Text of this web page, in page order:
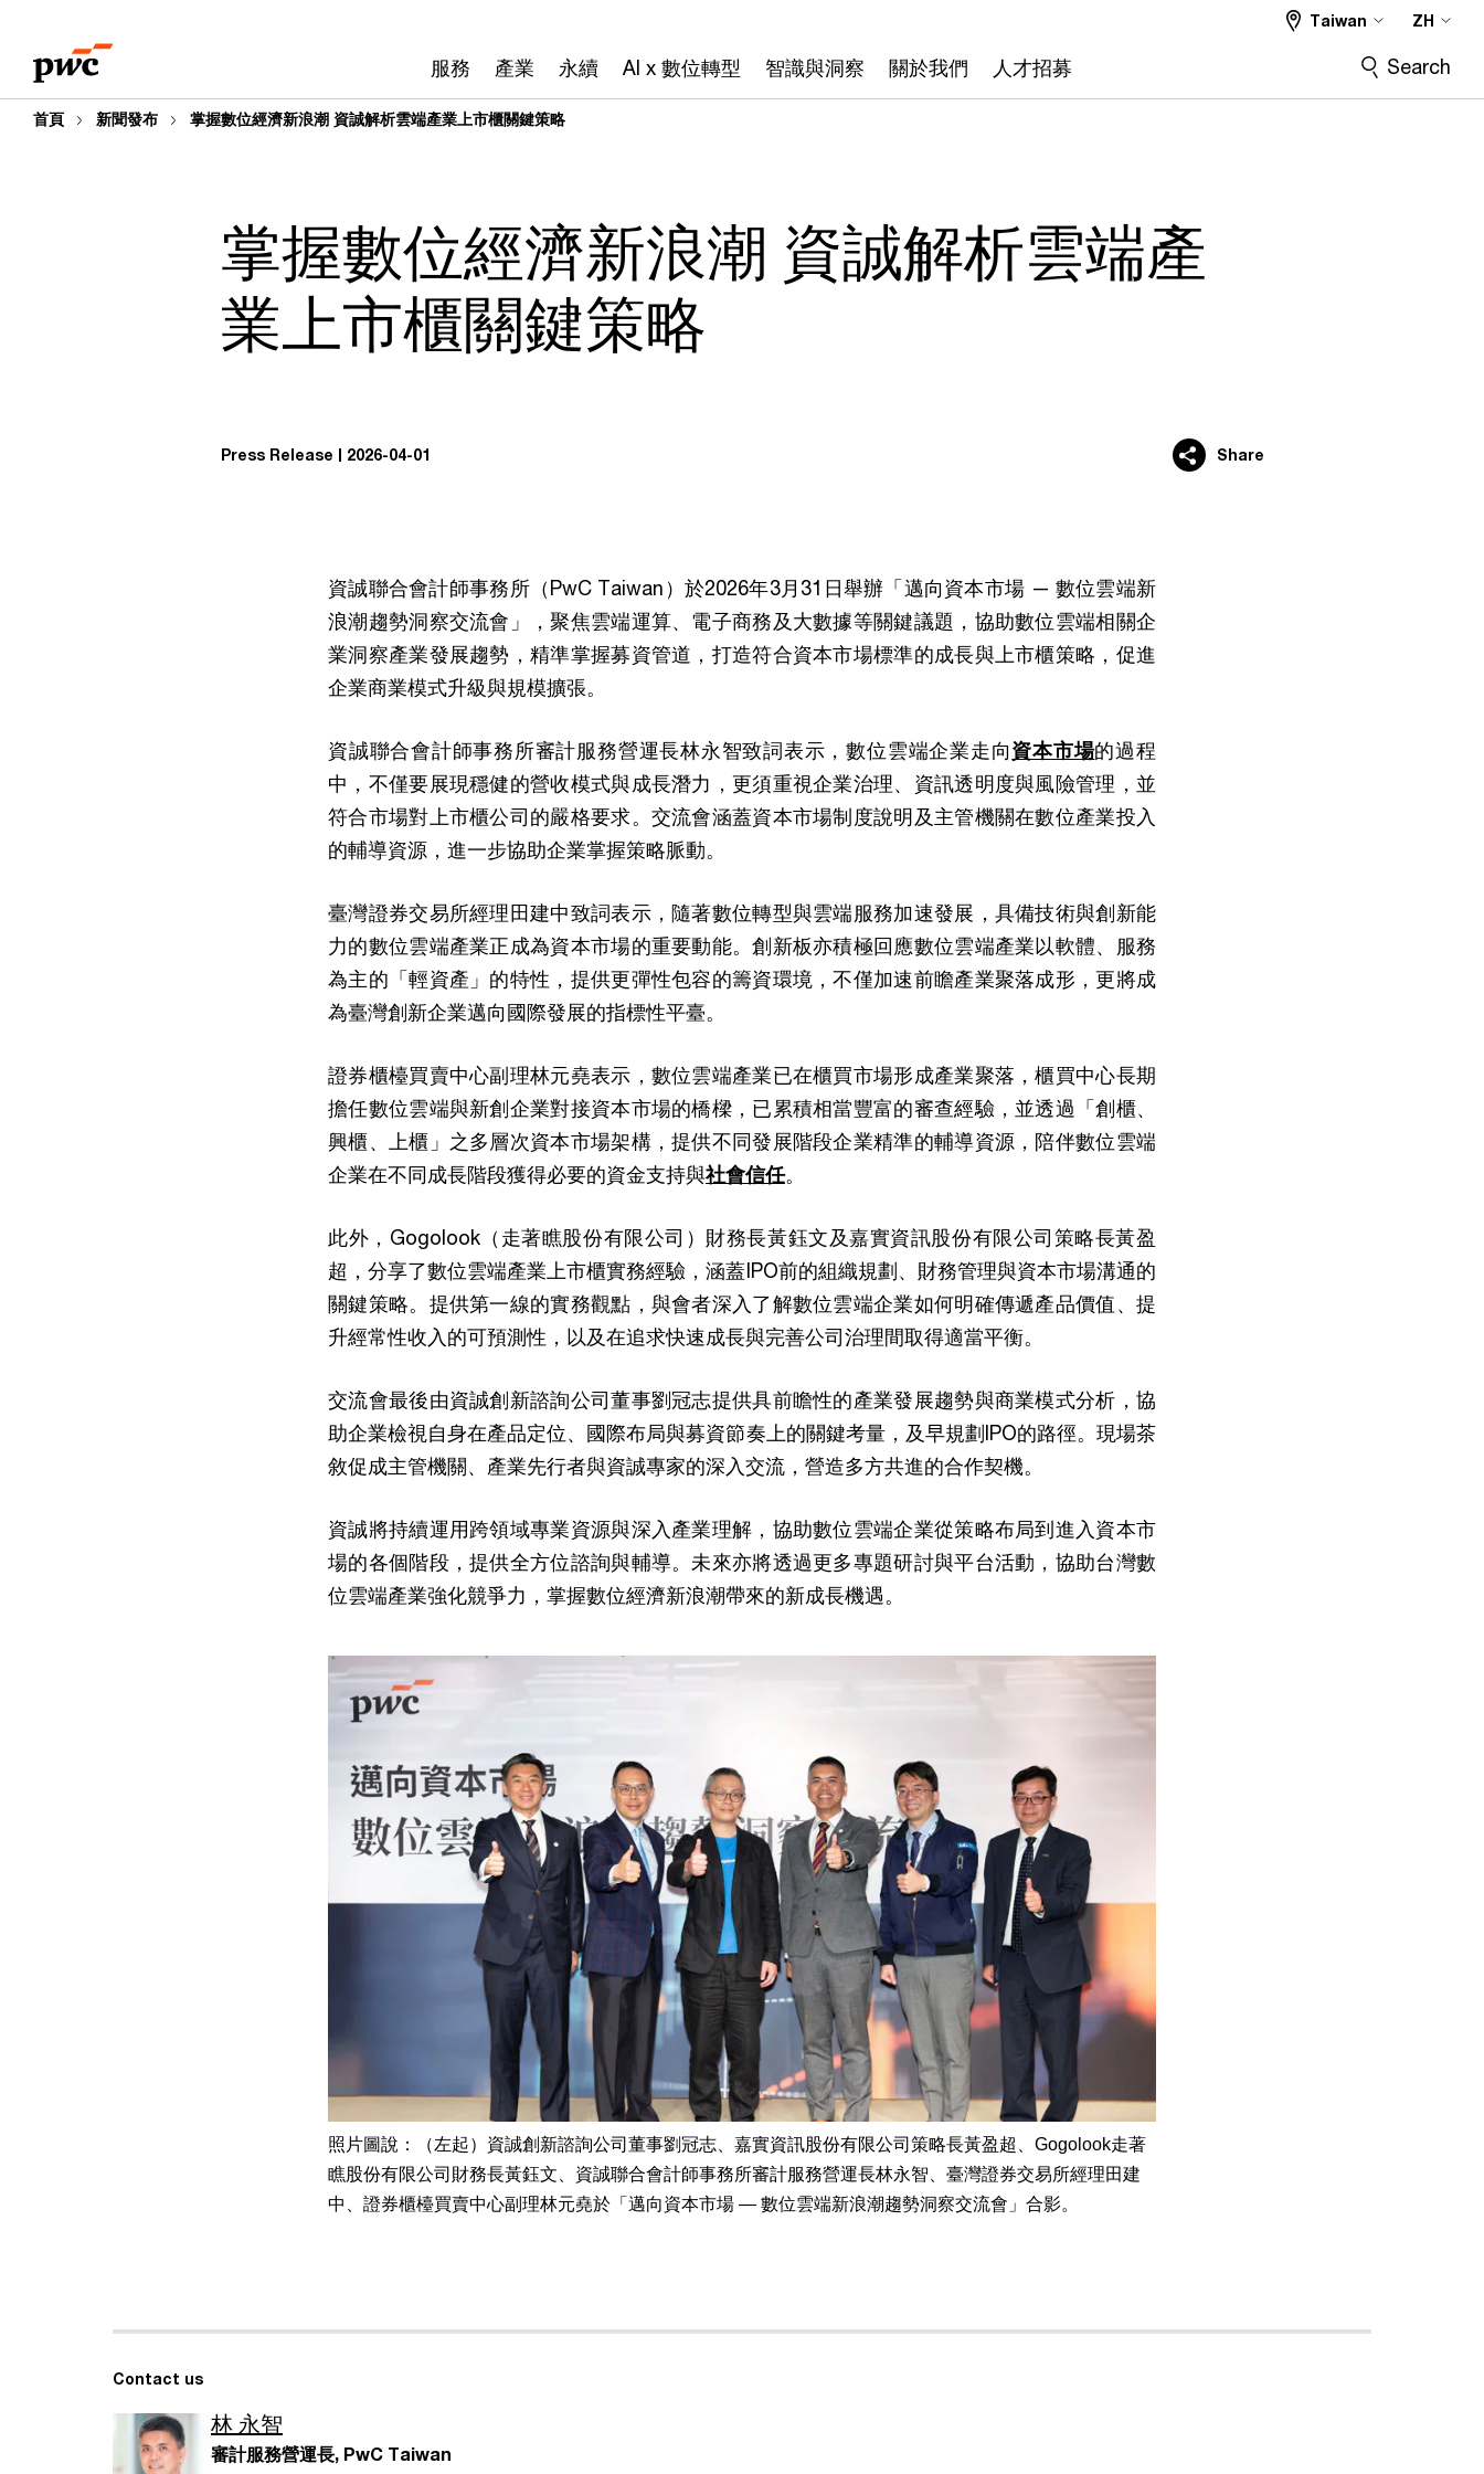
content
footer
服務 產業 永續 AI x 數位轉型 智識與洞察 關於我們 人才招募
Taiwan ZH
Search
首頁 新聞發布 掌握數位經濟新浪潮 資誠解析雲端產業上市櫃關鍵策略
掌握數位經濟新浪潮 資誠解析雲端產
業上市櫃關鍵策略
Press Release 2026-04-01 Share
資誠聯合會計師事務所（PwC Taiwan）於2026年3月31日舉辦「邁向資本市場 — 數位雲端新
浪潮趨勢洞察交流會」，聚焦雲端運算、電子商務及大數據等關鍵議題，協助數位雲端相關企
業洞察產業發展趨勢，精準掌握募資管道，打造符合資本市場標準的成長與上市櫃策略，促進
企業商業模式升級與規模擴張。
資誠聯合會計師事務所審計服務營運長林永智致詞表示，數位雲端企業走向資本市場的過程
中，不僅要展現穩健的營收模式與成長潛力，更須重視企業治理、資訊透明度與風險管理，並
符合市場對上市櫃公司的嚴格要求。交流會涵蓋資本市場制度說明及主管機關在數位產業投入
的輔導資源，進一步協助企業掌握策略脈動。
臺灣證券交易所經理田建中致詞表示，隨著數位轉型與雲端服務加速發展，具備技術與創新能
力的數位雲端產業正成為資本市場的重要動能。創新板亦積極回應數位雲端產業以軟體、服務
為主的「輕資產」的特性，提供更彈性包容的籌資環境，不僅加速前瞻產業聚落成形，更將成
為臺灣創新企業邁向國際發展的指標性平臺。
證券櫃檯買賣中心副理林元堯表示，數位雲端產業已在櫃買市場形成產業聚落，櫃買中心長期
擔任數位雲端與新創企業對接資本市場的橋樑，已累積相當豐富的審查經驗，並透過「創櫃、
興櫃、上櫃」之多層次資本市場架構，提供不同發展階段企業精準的輔導資源，陪伴數位雲端
企業在不同成長階段獲得必要的資金支持與社會信任。
此外，Gogolook（走著瞧股份有限公司）財務長黃鈺文及嘉實資訊股份有限公司策略長黃盈
超，分享了數位雲端產業上市櫃實務經驗，涵蓋IPO前的組織規劃、財務管理與資本市場溝通的
關鍵策略。提供第一線的實務觀點，與會者深入了解數位雲端企業如何明確傳遞產品價值、提
升經常性收入的可預測性，以及在追求快速成長與完善公司治理間取得適當平衡。
交流會最後由資誠創新諮詢公司董事劉冠志提供具前瞻性的產業發展趨勢與商業模式分析，協
助企業檢視自身在產品定位、國際布局與募資節奏上的關鍵考量，及早規劃IPO的路徑。現場茶
敘促成主管機關、產業先行者與資誠專家的深入交流，營造多方共進的合作契機。
資誠將持續運用跨領域專業資源與深入產業理解，協助數位雲端企業從策略布局到進入資本市
場的各個階段，提供全方位諮詢與輔導。未來亦將透過更多專題研討與平台活動，協助台灣數
位雲端產業強化競爭力，掌握數位經濟新浪潮帶來的新成長機遇。
照片圖說：（左起）資誠創新諮詢公司董事劉冠志、嘉實資訊股份有限公司策略長黃盈超、Gogolook走著
瞧股份有限公司財務長黃鈺文、資誠聯合會計師事務所審計服務營運長林永智、臺灣證券交易所經理田建
中、證券櫃檯買賣中心副理林元堯於「邁向資本市場 — 數位雲端新浪潮趨勢洞察交流會」合影。
Contact us
林 永智
審計服務營運長, PwC Taiwan